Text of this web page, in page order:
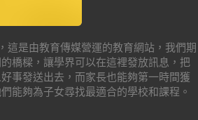
這是由教育傳媒營運的教育網站，我們期
橋樑，讓學界可以在這裡發放訊息，把
事發送出去，而家長也能夠第一時間獲
能夠為子女尋找最適合的學校和課程。